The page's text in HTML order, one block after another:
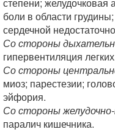
боли в области
сердечной
Со стороны
гипервентиляция
Со стороны
миоз; парестезии;
эйфория.
Со стороны
паралич кишечника.